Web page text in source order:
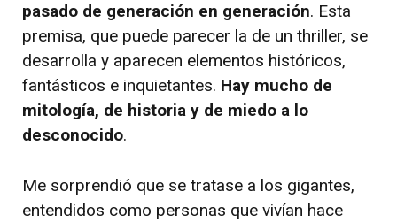
pasado de generación en generación. Esta
premisa, que puede parecer la de un thriller, se
desarrolla y aparecen elementos históricos,
fantásticos e inquietantes. Hay mucho de
mitología, de historia y de miedo a lo
desconocido.
Me sorprendió que se tratase a los gigantes,
entendidos como personas que vivían hace